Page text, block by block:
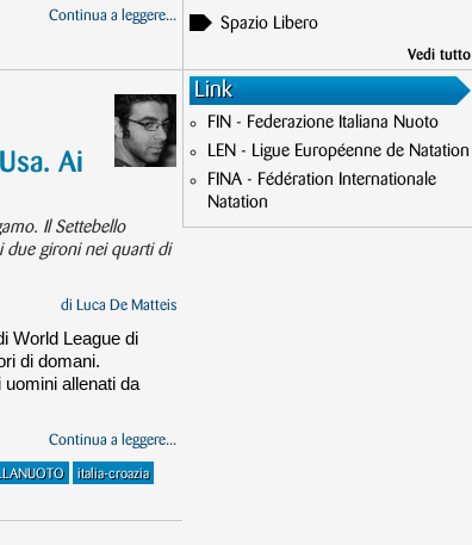
Continua a leggere...
Ai
Il Settebello
due gironi nei quarti di
di Luca De Matteis
World League di
di domani.
allenati da
Continua a leggere...
italia-croazia
Spazio Libero
Vedi tutto
Link
FIN - Federazione Italiana Nuoto
LEN - Ligue Européenne de Natation
FINA - Fédération Internationale
Natation